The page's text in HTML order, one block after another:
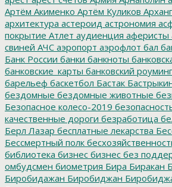
Артём Акименко Артём Куликов
архитектура астероид астрономия
покрытие Атлет аудиенция аферисты
свиней АЧС аэропорт аэрофлот бал
Банк России банки банкноты
банковские_карты банковский роуминг
барельеф баскетбол Бастак
бездомные бездомные животные
Безопасное колесо-2019
качественные дороги безработица
Берл Лазар бесплатные лекарства
Бессмертный полк
библиотека бизнес бизнес без
омбудсмен биометрия Бира Биракан
Биробидажан Биробиджан